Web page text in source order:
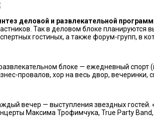
деловой и развлекательной
Так в деловом блоке планируются
гостиных, а также форум-групп, в
блоке — ежедневный спорт
провалов, хор на весь двор, вечеринки,
вечер — выступления звездных
Максима Трофимчука, True Party